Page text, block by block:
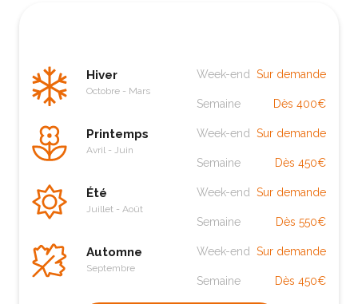
Hiver
Octobre - Mars
Week-end Sur demande
Semaine Dès 400€
Printemps
Avril - Juin
Week-end Sur demande
Semaine Dès 450€
Été
Juillet - Août
Week-end Sur demande
Semaine Dès 550€
Automne
Septembre
Week-end Sur demande
Semaine Dès 450€